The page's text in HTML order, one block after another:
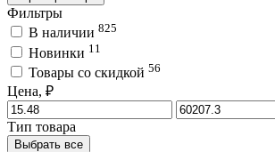
Фильтры
В наличии 825
Новинки 11
Товары со скидкой 56
Цена, ₽
Тип товара
Выбрать все